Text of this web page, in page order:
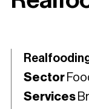
Sector
Services